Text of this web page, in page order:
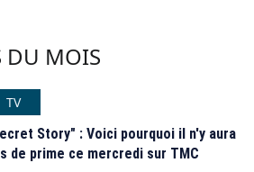
DU MOIS
TV
Story" : Voici pourquoi il n'y aura
de prime ce mercredi sur TMC